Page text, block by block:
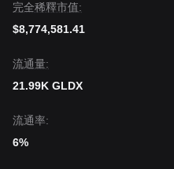
完全稀釋市值:
$8,774,581.41
流通量:
21.99K GLDX
流通率:
6%